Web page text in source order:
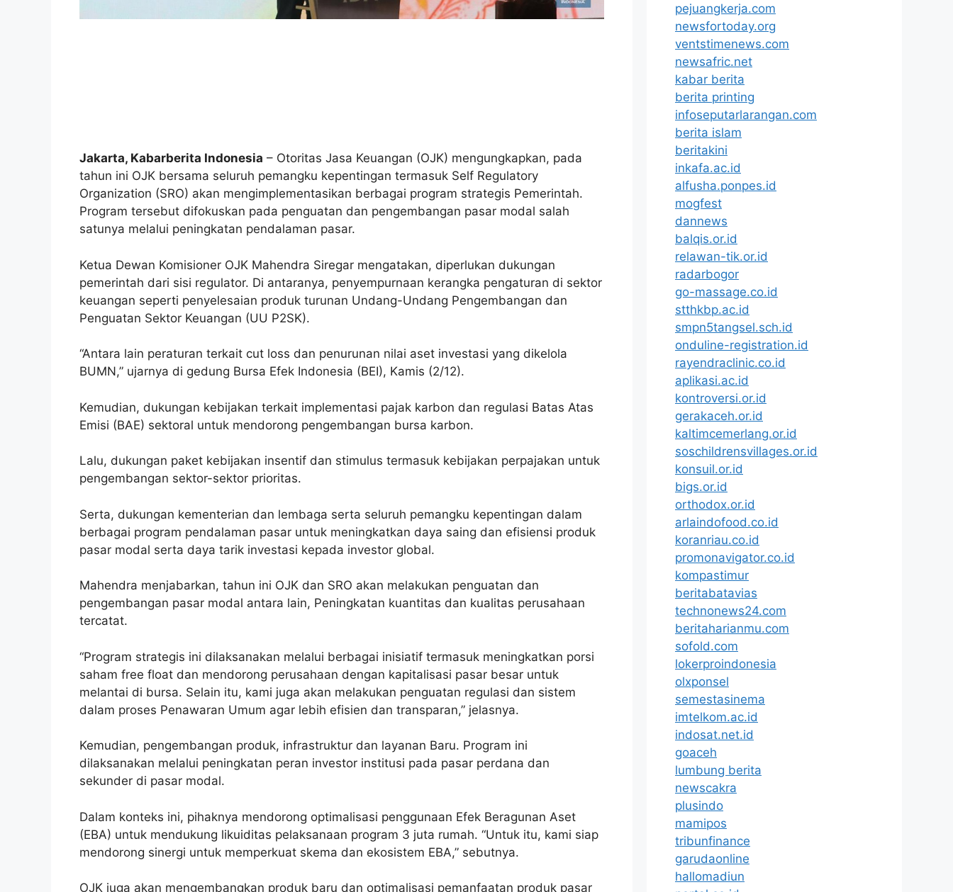
Jakarta, Kabarberita Indonesia – Otoritas Jasa Keuangan (OJK) mengungkapkan, pada
tahun ini OJK bersama seluruh pemangku kepentingan termasuk Self Regulatory
Organization (SRO) akan mengimplementasikan berbagai program strategis Pemerintah.
Program tersebut difokuskan pada penguatan dan pengembangan pasar modal salah
satunya melalui peningkatan pendalaman pasar.
Ketua Dewan Komisioner OJK Mahendra Siregar mengatakan, diperlukan dukungan
pemerintah dari sisi regulator. Di antaranya, penyempurnaan kerangka pengaturan di sektor
keuangan seperti penyelesaian produk turunan Undang-Undang Pengembangan dan
Penguatan Sektor Keuangan (UU P2SK).
“Antara lain peraturan terkait cut loss dan penurunan nilai aset investasi yang dikelola
BUMN,” ujarnya di gedung Bursa Efek Indonesia (BEI), Kamis (2/12).
Kemudian, dukungan kebijakan terkait implementasi pajak karbon dan regulasi Batas Atas
Emisi (BAE) sektoral untuk mendorong pengembangan bursa karbon.
Lalu, dukungan paket kebijakan insentif dan stimulus termasuk kebijakan perpajakan untuk
pengembangan sektor-sektor prioritas.
Serta, dukungan kementerian dan lembaga serta seluruh pemangku kepentingan dalam
berbagai program pendalaman pasar untuk meningkatkan daya saing dan efisiensi produk
pasar modal serta daya tarik investasi kepada investor global.
Mahendra menjabarkan, tahun ini OJK dan SRO akan melakukan penguatan dan
pengembangan pasar modal antara lain, Peningkatan kuantitas dan kualitas perusahaan
tercatat.
“Program strategis ini dilaksanakan melalui berbagai inisiatif termasuk meningkatkan porsi
saham free float dan mendorong perusahaan dengan kapitalisasi pasar besar untuk
melantai di bursa. Selain itu, kami juga akan melakukan penguatan regulasi dan sistem
dalam proses Penawaran Umum agar lebih efisien dan transparan,” jelasnya.
Kemudian, pengembangan produk, infrastruktur dan layanan Baru. Program ini
dilaksanakan melalui peningkatan peran investor institusi pada pasar perdana dan
sekunder di pasar modal.
Dalam konteks ini, pihaknya mendorong optimalisasi penggunaan Efek Beragunan Aset
(EBA) untuk mendukung likuiditas pelaksanaan program 3 juta rumah. “Untuk itu, kami siap
mendorong sinergi untuk memperkuat skema dan ekosistem EBA,” sebutnya.
OJK juga akan mengembangkan produk baru dan optimalisasi pemanfaatan produk pasar
pejuangkerja.com
newsfortoday.org
ventstimenews.com
newsafric.net
kabar berita
berita printing
infoseputarlarangan.com
berita islam
beritakini
inkafa.ac.id
alfusha.ponpes.id
mogfest
dannews
balqis.or.id
relawan-tik.or.id
radarbogor
go-massage.co.id
stthkbp.ac.id
smpn5tangsel.sch.id
onduline-registration.id
rayendraclinic.co.id
aplikasi.ac.id
kontroversi.or.id
gerakaceh.or.id
kaltimcemerlang.or.id
soschildrensvillages.or.id
konsuil.or.id
bigs.or.id
orthodox.or.id
arlaindofood.co.id
koranriau.co.id
promonavigator.co.id
kompastimur
beritabatavias
technonews24.com
beritaharianmu.com
sofold.com
lokerproindonesia
olxponsel
semestasinema
imtelkom.ac.id
indosat.net.id
goaceh
lumbung berita
newscakra
plusindo
mamipos
tribunfinance
garudaonline
hallomadiun